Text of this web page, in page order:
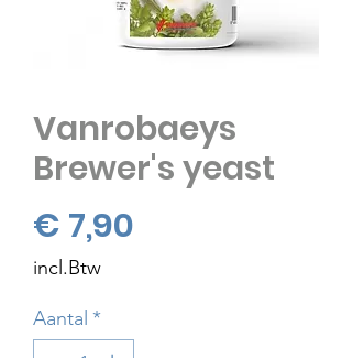
Vanrobaeys
Brewer's yeast
€ 7,90
incl.Btw
Aantal *